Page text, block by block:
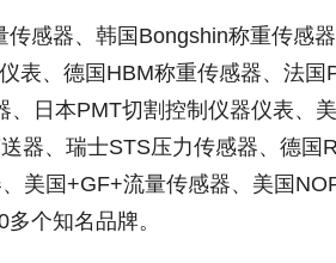
感器、韩国Bongshin称重传感
表、德国HBM称重传感器、法国
日本PMT切割控制仪器仪表、
器、瑞士STS压力传感器、德国
美国+GF+流量传感器、美国
个知名品牌。